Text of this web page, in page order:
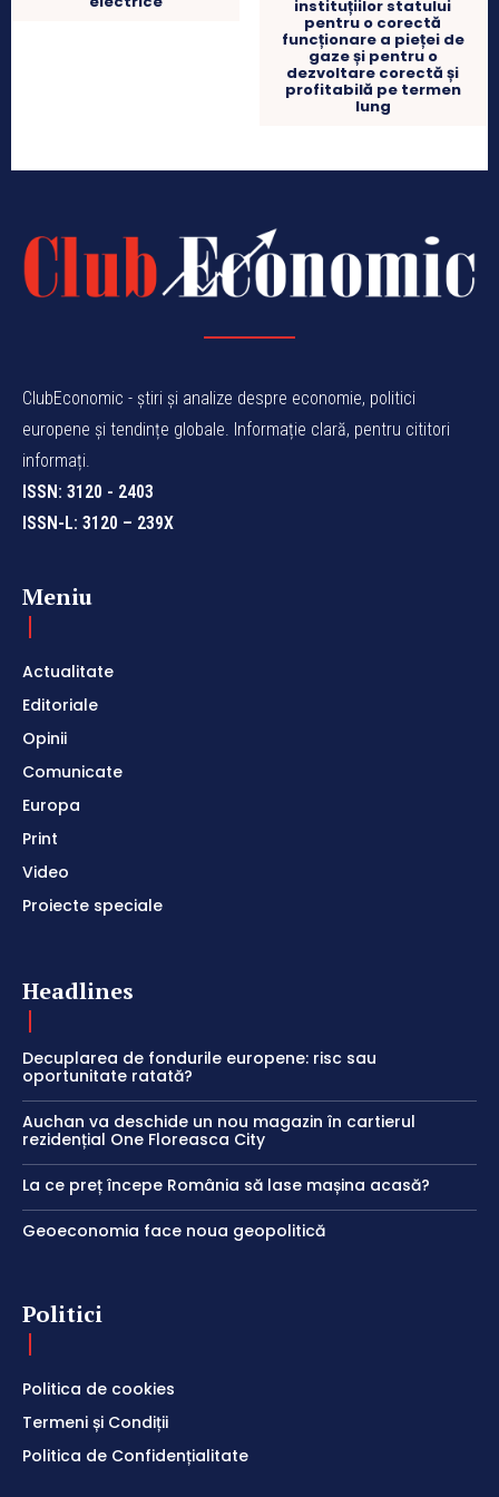
instituțiilor statului
pentru o corectă
funcționare a pieței de
gaze și pentru o
dezvoltare corectă și
profitabilă pe termen
lung
ClubEconomic - știri și analize despre economie, politici
europene și tendințe globale. Informație clară, pentru cititori
informați.
ISSN: 3120 - 2403
ISSN-L: 3120 – 239X
Meniu
Actualitate
Editoriale
Opinii
Comunicate
Europa
Print
Video
Proiecte speciale
Headlines
Decuplarea de fondurile europene: risc sau
oportunitate ratată?
Auchan va deschide un nou magazin în cartierul
rezidențial One Floreasca City
La ce preț începe România să lase mașina acasă?
Geoeconomia face noua geopolitică
Politici
Politica de cookies
Termeni și Condiții
Politica de Confidențialitate